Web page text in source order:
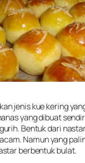
jenis kue kering
yang dibuat
Bentuk dari
Namun yang
berbentuk bulat.